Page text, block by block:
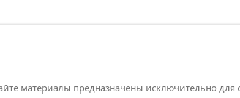
материалы предназначены исключительно